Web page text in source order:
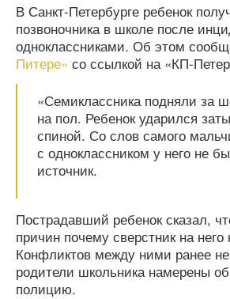
В Санкт-Петербурге ребенок
позвоночника в школе после
одноклассниками. Об этом
Питере» со ссылкой на «КП-
«Семиклассника подняли за
на пол. Ребенок ударился
спиной. Со слов самого
с одноклассником у него не
источник.
Пострадавший ребенок сказал,
причин почему сверстник на него
Конфликтов между ними ранее
родители школьника намерены
полицию.